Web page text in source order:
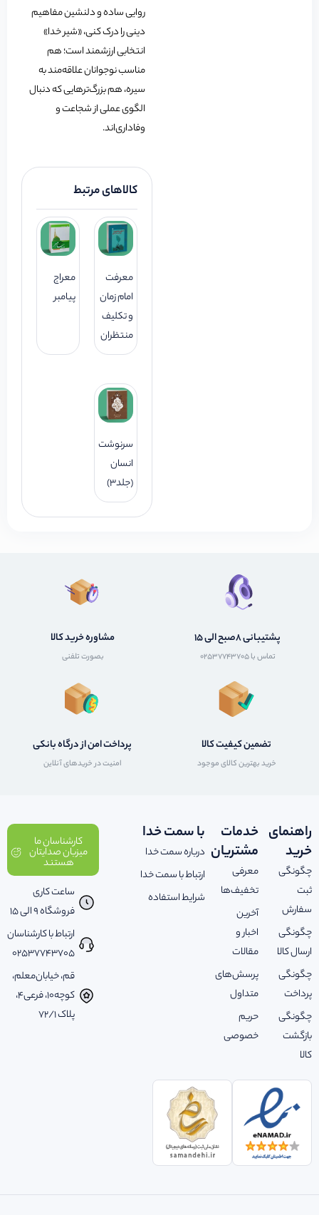
روایی ساده و دلنشین مفاهیم
دینی را درک کنی، «شیر خدا»
انتخابی ارزشمند است؛ هم
مناسب نوجوانان علاقه‌مند به
سیره، هم بزرگ‌ترهایی که دنبال
الگوی عملی از شجاعت و
وفاداری‌اند.
کالاهای مرتبط
معرفت
امام زمان
و تکلیف
منتظران
معراج
پیامبر
سرنوشت
انسان
(جلد3)
پشتیبانی 8صبح الی 15
تماس با 02537743705
مشاوره خرید کالا
بصورت تلفنی
تضمین کیفیت کالا
خرید بهترین کالای موجود
پرداخت امن از درگاه بانکی
امنیت در خریدهای آنلاین
راهنمای
خرید
چگونگی
ثبت
سفارش
چگونگی
ارسال کالا
چگونگی
پرداخت
چگونگی
بازگشت
کالا
خدمات
مشتریان
معرفی
تخفیف‌ها
آخرین
اخبار و
مقالات
پرسش‌های
متداول
حریم
خصوصی
با سمت خدا
درباره سمت خدا
ارتباط با سمت خدا
شرایط استفاده
کارشناسان ما
میزبان صدایتان
هستند
ساعت کاری
فروشگاه 9 الی 15
ارتباط با کارشناسان
02537743705
قم، خیابان‌معلم،
کوچه‌10، فرعی‌4،
پلاک ‌72/1